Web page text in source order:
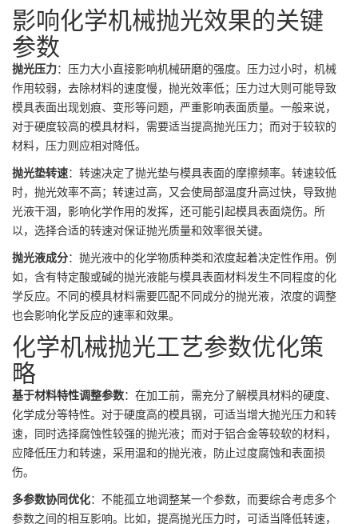
影响化学机械抛光效果的关键
参数
抛光压力：压力大小直接影响机械研磨的强度。压力过小时，机械
作用较弱，去除材料的速度慢，抛光效率低；压力过大则可能导致
模具表面出现划痕、变形等问题，严重影响表面质量。一般来说，
对于硬度较高的模具材料，需要适当提高抛光压力；而对于较软的
材料，压力则应相对降低。
抛光垫转速：转速决定了抛光垫与模具表面的摩擦频率。转速较低
时，抛光效率不高；转速过高，又会使局部温度升高过快，导致抛
光液干涸，影响化学作用的发挥，还可能引起模具表面烧伤。所
以，选择合适的转速对保证抛光质量和效率很关键。
抛光液成分：抛光液中的化学物质种类和浓度起着决定性作用。例
如，含有特定酸或碱的抛光液能与模具表面材料发生不同程度的化
学反应。不同的模具材料需要匹配不同成分的抛光液，浓度的调整
也会影响化学反应的速率和效果。
化学机械抛光工艺参数优化策
略
基于材料特性调整参数：在加工前，需充分了解模具材料的硬度、
化学成分等特性。对于硬度高的模具钢，可适当增大抛光压力和转
速，同时选择腐蚀性较强的抛光液；而对于铝合金等较软的材料，
应降低压力和转速，采用温和的抛光液，防止过度腐蚀和表面损
伤。
多参数协同优化：不能孤立地调整某一个参数，而要综合考虑多个
参数之间的相互影响。比如，提高抛光压力时，可适当降低转速，